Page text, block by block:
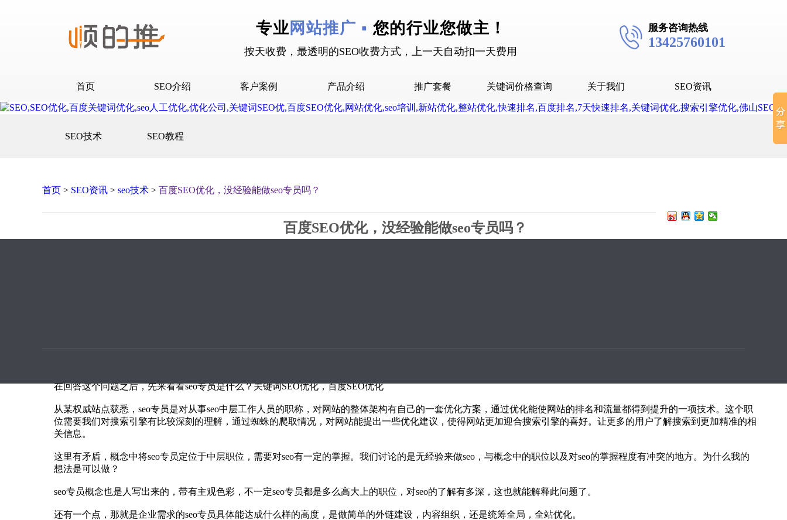
专业 网站推广 ▪ 您的行业您做主！
按天收费，最透明的SEO收费方式，上一天自动扣一天费用
服务咨询热线
13425760101
首页 SEO介绍
合作流程
客户案例 产品介绍 推广套餐 关键词价格查询 关于我们 SEO资讯
SEO技术 SEO教程
首页 > SEO资讯 > seo技术 > 百度SEO优化，没经验能做seo专员吗？
百度SEO优化，没经验能做seo专员吗？
在回答这个问题之后，先来看看seo专员是什么？关键词SEO优化，百度SEO优化
从某权威站点获悉，seo专员是对从事seo中层工作人员的职称，对网站的整体架构有自己的一套优化方案，通过优化能使网站的排名和流量都得到提升的一项技术。这个职
位需要我们对搜索引擎有比较深刻的理解，通过蜘蛛的爬取情况，对网站能提出一些优化建议，使得网站更加迎合搜索引擎的喜好。让更多的用户了解搜索到更加精准的相
关信息。
这里有矛盾，概念中将seo专员定位于中层职位，需要对seo有一定的掌握。我们讨论的是无经验来做seo，与概念中的职位以及对seo的掌握程度有冲突的地方。为什么我的
想法是可以做？
seo专员概念也是人写出来的，带有主观色彩，不一定seo专员都是多么高大上的职位，对seo的了解有多深，这也就能解释此问题了。
还有一个点，那就是企业需求的seo专员具体能达成什么样的高度，是做简单的外链建设，内容组织，还是统筹全局，全站优化。